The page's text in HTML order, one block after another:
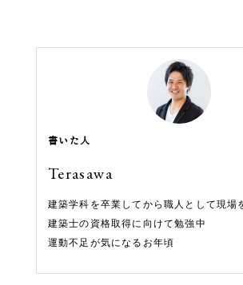
書いた人
Terasawa
建築学科を卒業してから職人として現場
建築士の資格取得に向けて勉強中
運動不足が気になるお年頃